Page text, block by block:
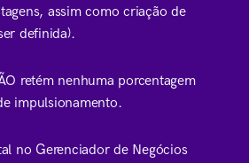
assim como criação de
definida).
retém nenhuma porcentagem
impulsionamento.
no Gerenciador de Negócios